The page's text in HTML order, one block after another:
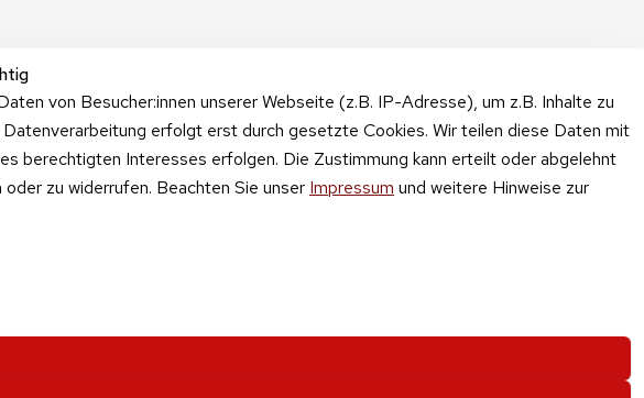
von Besucher:innen unserer Webseite (z.B. IP-Adresse), um z.B. Inhalte zu
erfolgt erst durch gesetzte Cookies. Wir teilen diese Daten mit
berechtigten Interesses erfolgen. Die Zustimmung kann erteilt oder abgelehnt
zu widerrufen. Beachten Sie unser Impressum und weitere Hinweise zur